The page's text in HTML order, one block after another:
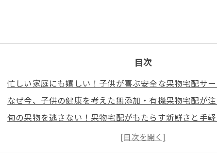
目次
忙しい家庭にも嬉しい！子供が喜ぶ安全な果物宅配サ
なぜ今、子供の健康を考えた無添加・有機果物宅配が
旬の果物を逃さない！果物宅配がもたらす新鮮さと手
スーパーに行く時間を削減！忙しい親に最適な果物宅配
子供の健やかな食生活を支える果物宅配サービスの選